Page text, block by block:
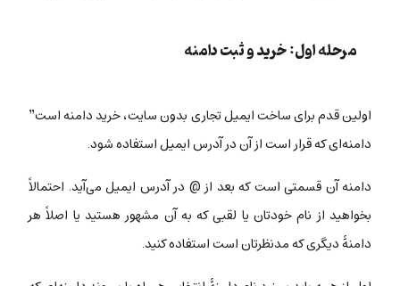
مرحله اول: خرید و ثبت دامنه
اولین قدم برای ساخت ایمیل تجاری بدون سایت، خرید دامنه است”
دامنه‌ای که قرار است از آن در آدرس ایمیل استفاده شود.
دامنه آن قسمتی است که بعد از @ در آدرس ایمیل می‌آید. احتمالاً
بخواهید از نام خودتان یا لقبی که به آن مشهور هستید یا اصلاً هر
دامنۀ دیگری که مدنظرتان است استفاده کنید.